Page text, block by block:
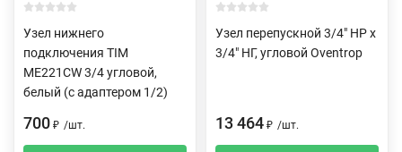
Узел нижнего
подключения TIM
ME221CW 3/4 угловой,
белый (c адаптером 1/2)
700 ₽ /шт.
Узел перепускной 3/4" НР х
3/4" НГ, угловой Oventrop
13 464 ₽ /шт.